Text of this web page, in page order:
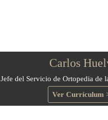
Carlos
Jefe del Servicio de Ortopedia de
Ver Currículum